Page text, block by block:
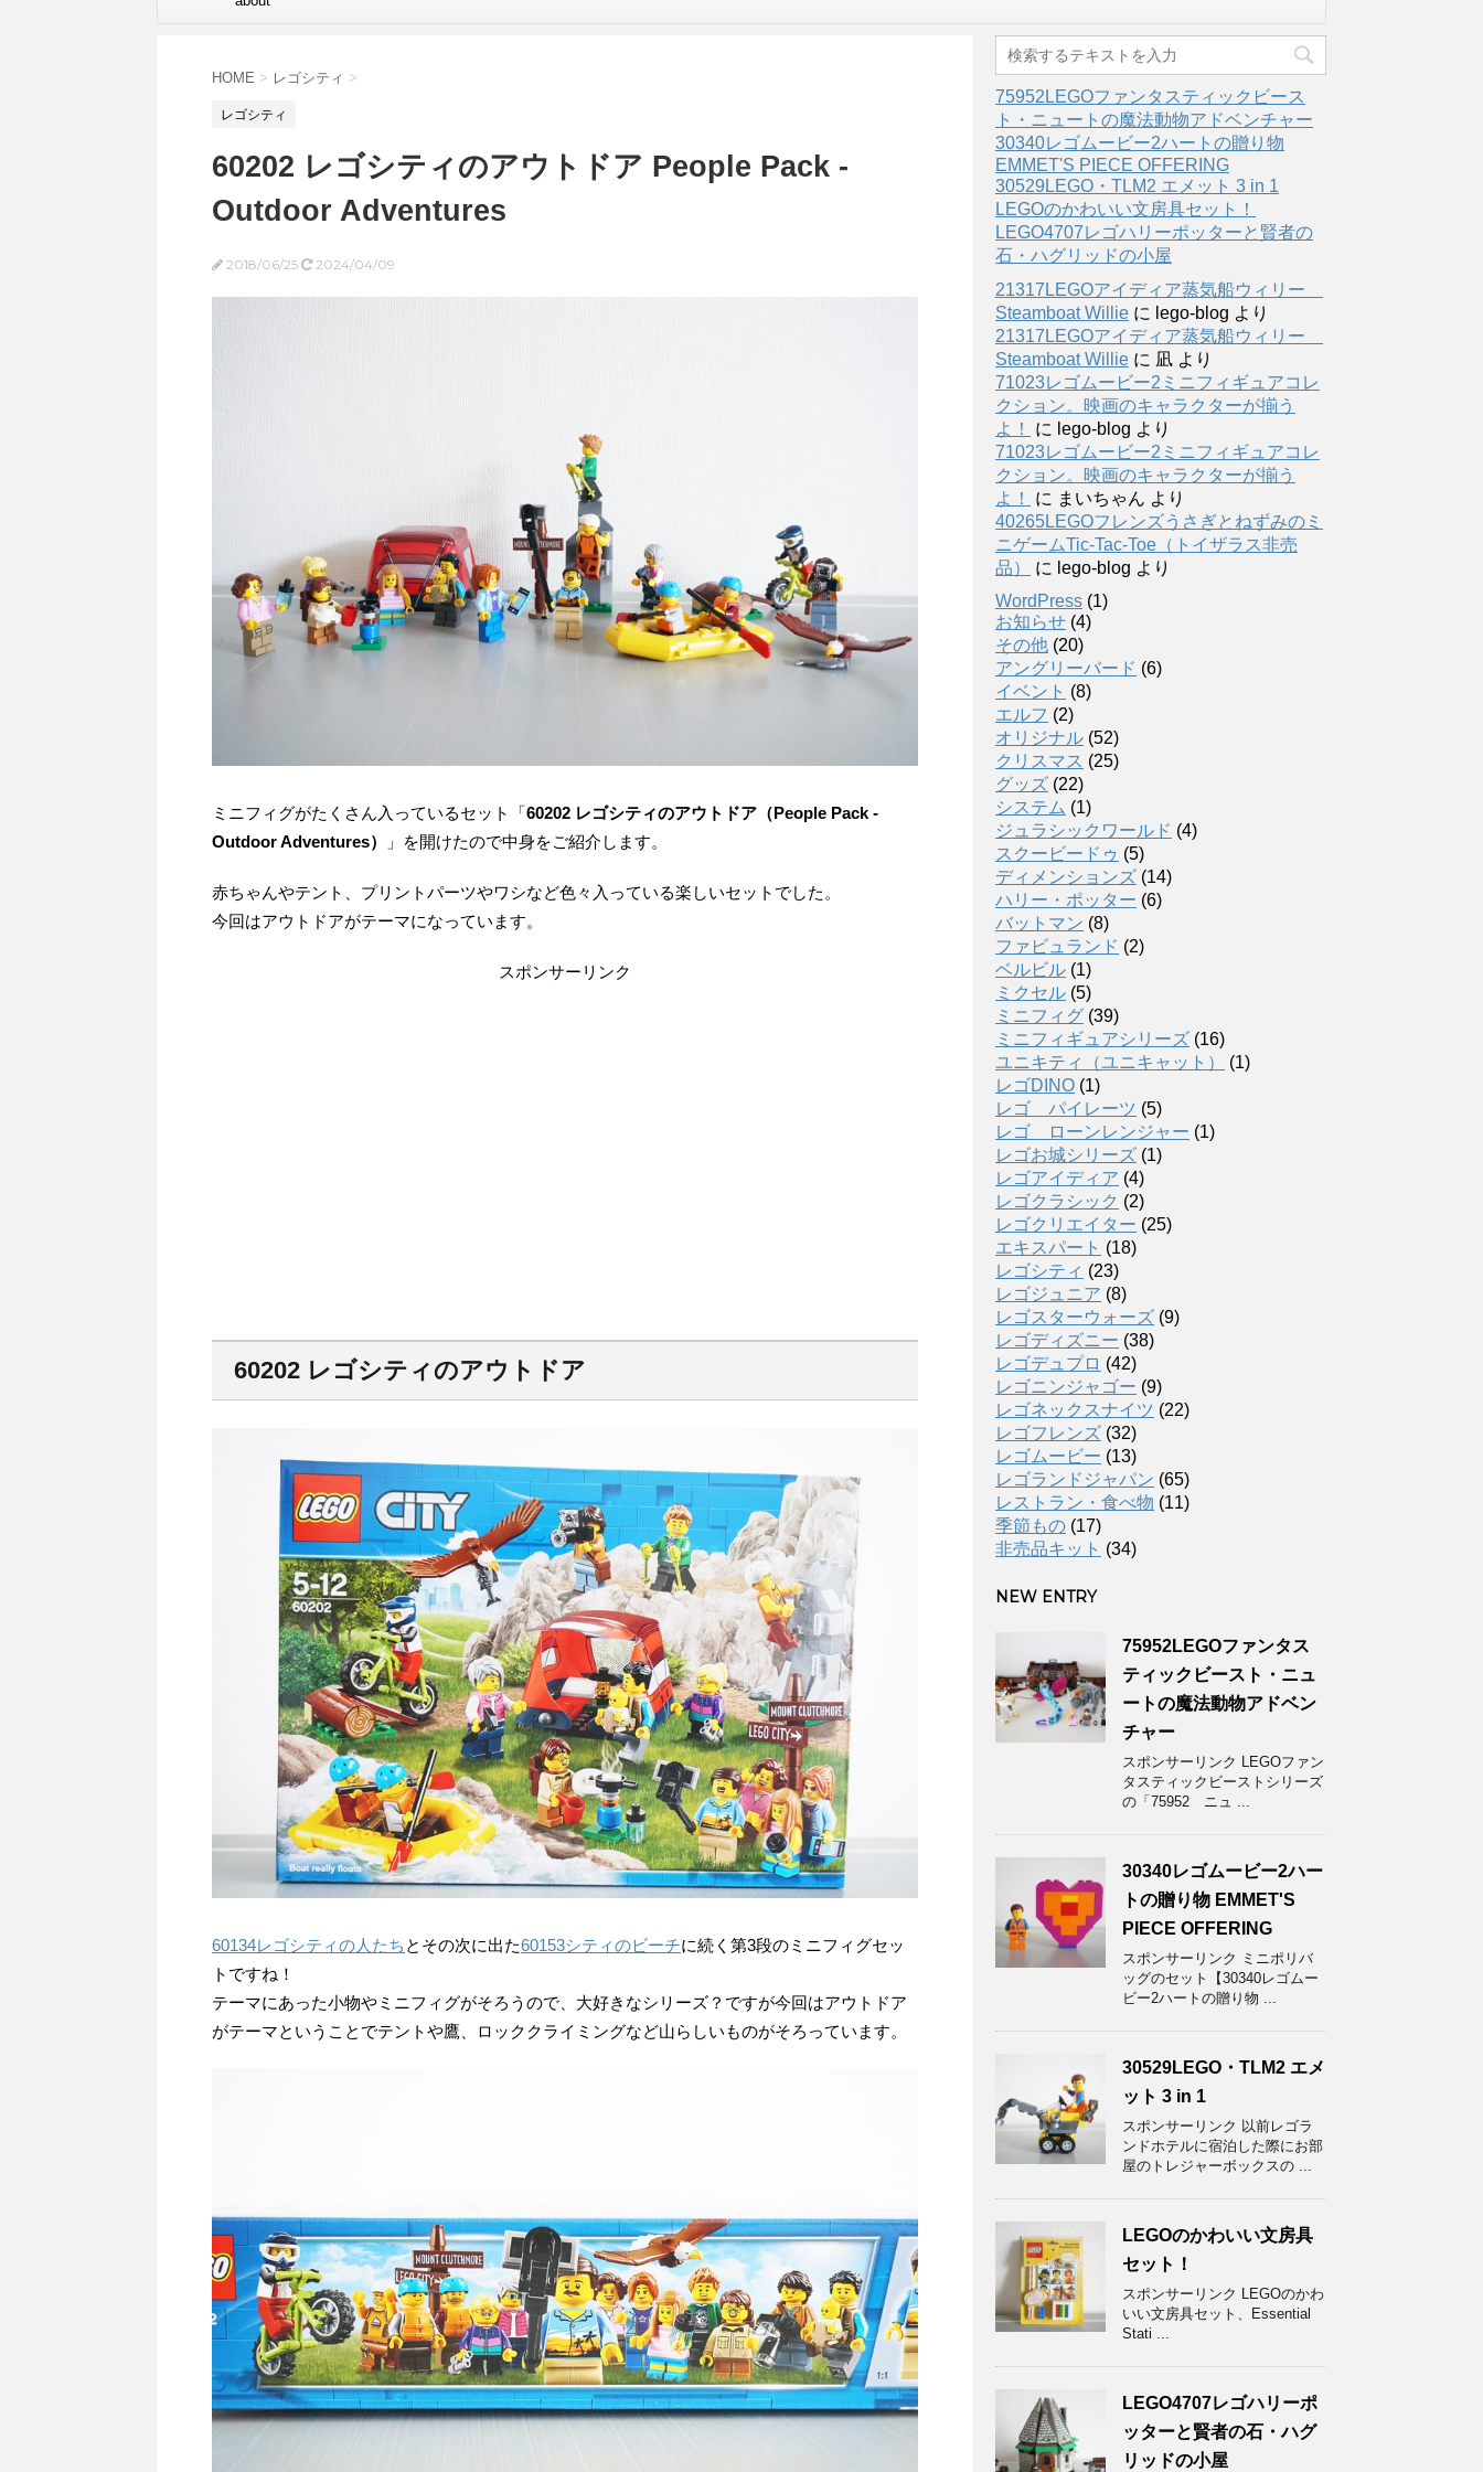
HOME > レゴシティ >
レゴシティ
60202 レゴシティのアウトドア People Pack -
Outdoor Adventures
2018/06/25 2024/04/09
ミニフィグがたくさん入っているセット「60202 レゴシティのアウトドア（People Pack -
Outdoor Adventures）
」を開けたので中身をご紹介します。
赤ちゃんやテント、プリントパーツやワシなど色々入っている楽しいセットでした。
今回はアウトドアがテーマになっています。
スポンサーリンク
60202 レゴシティのアウトドア
60134レゴシティの人たち とその次に出た60153シティのビーチに続く第3段のミニフィグセッ
トですね！
テーマにあった小物やミニフィグがそろうので、大好きなシリーズ？ですが今回はアウトドア
がテーマということでテントや鷹、ロッククライミングなど山らしいものがそろっています。
75952LEGOファンタスティックビース
ト・ニュートの魔法動物アドベンチャー
30340レゴムービー2ハートの贈り物
EMMET'S PIECE OFFERING
30529LEGO・TLM2 エメット 3 in 1
LEGOのかわいい文房具セット！
LEGO4707レゴハリーポッターと賢者の
石・ハグリッドの小屋
21317LEGOアイディア蒸気船ウィリー
Steamboat Willie に lego-blog より
21317LEGOアイディア蒸気船ウィリー
Steamboat Willie に 凪 より
71023レゴムービー2ミニフィギュアコレ
クション。映画のキャラクターが揃う
よ！
に lego-blog より
71023レゴムービー2ミニフィギュアコレ
クション。映画のキャラクターが揃う
よ！
に まいちゃん より
40265LEGOフレンズうさぎとねずみのミ
ニゲームTic-Tac-Toe（トイザラス非売
品）
に lego-blog より
WordPress (1)
お知らせ (4)
その他 (20)
アングリーバード (6)
イベント (8)
エルフ (2)
オリジナル (52)
クリスマス (25)
グッズ (22)
システム (1)
ジュラシックワールド (4)
スクービードゥ (5)
ディメンションズ (14)
ハリー・ポッター (6)
バットマン (8)
ファビュランド (2)
ベルビル (1)
ミクセル (5)
ミニフィグ (39)
ミニフィギュアシリーズ (16)
ユニキティ（ユニキャット）
(1)
レゴDINO (1)
レゴ パイレーツ (5)
レゴ ローンレンジャー (1)
レゴお城シリーズ (1)
レゴアイディア (4)
レゴクラシック (2)
レゴクリエイター (25)
エキスパート (18)
レゴシティ (23)
レゴジュニア (8)
レゴスターウォーズ (9)
レゴディズニー (38)
レゴデュプロ (42)
レゴニンジャゴー (9)
レゴネックスナイツ (22)
レゴフレンズ (32)
レゴムービー (13)
レゴランドジャパン (65)
レストラン・食べ物 (11)
季節もの (17)
非売品キット (34)
NEW ENTRY
75952LEGOファンタス
ティックビースト・ニュ
ートの魔法動物アドベン
チャー
スポンサーリンク LEGOファン
タスティックビーストシリーズ
の「75952 ニュ ...
30340レゴムービー2ハー
トの贈り物 EMMET'S
PIECE OFFERING
スポンサーリンク ミニポリバ
ッグのセット【30340レゴムー
ビー2ハートの贈り物 ...
30529LEGO・TLM2 エメ
ット 3 in 1
スポンサーリンク 以前レゴラ
ンドホテルに宿泊した際にお部
屋のトレジャーボックスの ...
LEGOのかわいい文房具
セット！
スポンサーリンク LEGOのかわ
いい文房具セット、Essential
Stati ...
LEGO4707レゴハリーポ
ッターと賢者の石・ハグ
リッドの小屋